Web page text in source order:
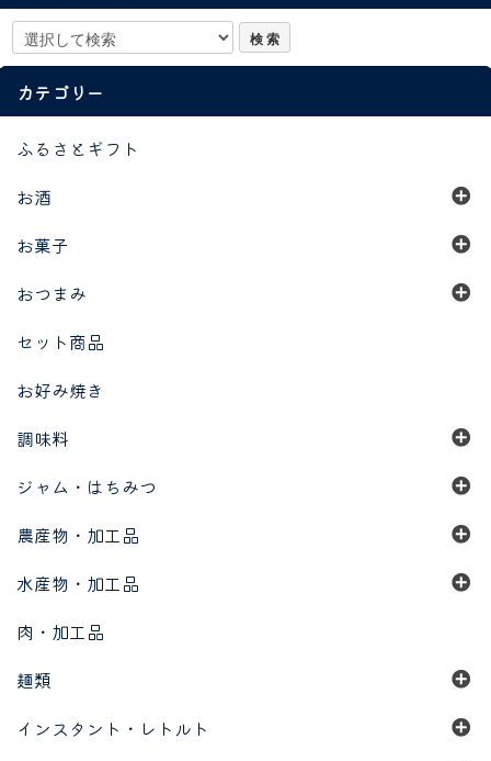
カテゴリー
ふるさとギフト
お酒
お菓子
おつまみ
セット商品
お好み焼き
調味料
ジャム・はちみつ
農産物・加工品
水産物・加工品
肉・加工品
麺類
インスタント・レトルト